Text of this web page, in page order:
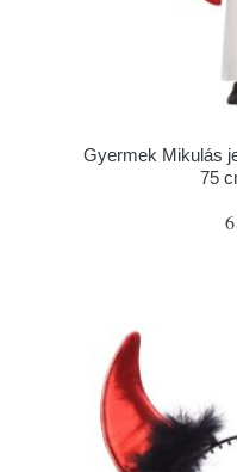
Gyermek Mikulás
75